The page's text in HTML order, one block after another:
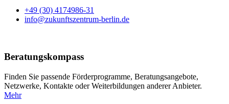
+49 (30) 4174986-31
info@zukunftszentrum-berlin.de
Beratungskompass
Finden Sie passende Förderprogramme, Beratungsangebote,
Netzwerke, Kontakte oder Weiterbildungen anderer Anbieter.
Mehr